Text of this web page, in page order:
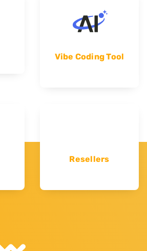
Vibe Coding Tool
Resellers